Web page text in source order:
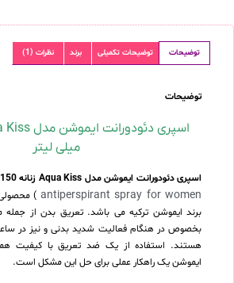
توضیحات توضیحات تکمیلی برند نظرات (1)
توضیحات
میلی لیتر
اسپری دئودورانت ایموشن مدل Aqua Kiss زنانه 150 میلی لیتر
antiperspirant spray for women ) محصولی
برند ایموشن ترکیه می باشد. تعریق بدن از جمله
بخصوص در هنگام فعالیت شدید بدنی و نیز در
هستند. استفاده از یک ضد تعریق با کیفیت
ایموشن یک راهکار عملی برای حل این مشکل است.